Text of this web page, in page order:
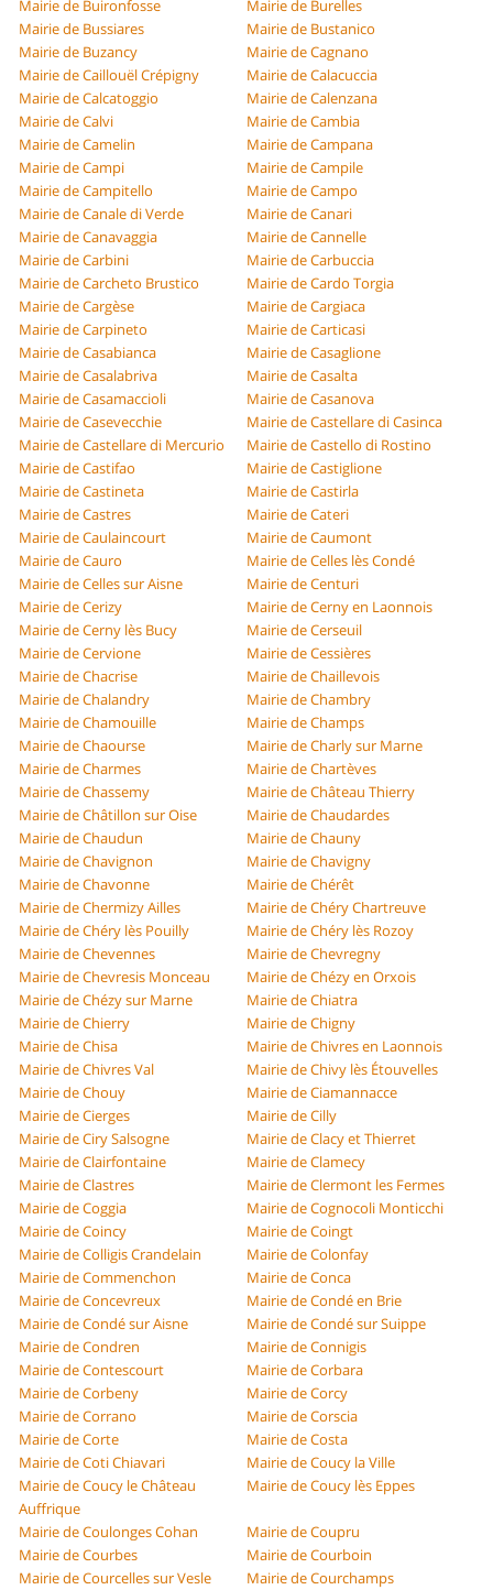
Mairie de Buironfosse
Mairie de Burelles
Mairie de Bussiares
Mairie de Bustanico
Mairie de Buzancy
Mairie de Cagnano
Mairie de Caillouël Crépigny
Mairie de Calacuccia
Mairie de Calcatoggio
Mairie de Calenzana
Mairie de Calvi
Mairie de Cambia
Mairie de Camelin
Mairie de Campana
Mairie de Campi
Mairie de Campile
Mairie de Campitello
Mairie de Campo
Mairie de Canale di Verde
Mairie de Canari
Mairie de Canavaggia
Mairie de Cannelle
Mairie de Carbini
Mairie de Carbuccia
Mairie de Carcheto Brustico
Mairie de Cardo Torgia
Mairie de Cargèse
Mairie de Cargiaca
Mairie de Carpineto
Mairie de Carticasi
Mairie de Casabianca
Mairie de Casaglione
Mairie de Casalabriva
Mairie de Casalta
Mairie de Casamaccioli
Mairie de Casanova
Mairie de Casevecchie
Mairie de Castellare di Casinca
Mairie de Castellare di Mercurio
Mairie de Castello di Rostino
Mairie de Castifao
Mairie de Castiglione
Mairie de Castineta
Mairie de Castirla
Mairie de Castres
Mairie de Cateri
Mairie de Caulaincourt
Mairie de Caumont
Mairie de Cauro
Mairie de Celles lès Condé
Mairie de Celles sur Aisne
Mairie de Centuri
Mairie de Cerizy
Mairie de Cerny en Laonnois
Mairie de Cerny lès Bucy
Mairie de Cerseuil
Mairie de Cervione
Mairie de Cessières
Mairie de Chacrise
Mairie de Chaillevois
Mairie de Chalandry
Mairie de Chambry
Mairie de Chamouille
Mairie de Champs
Mairie de Chaourse
Mairie de Charly sur Marne
Mairie de Charmes
Mairie de Chartèves
Mairie de Chassemy
Mairie de Château Thierry
Mairie de Châtillon sur Oise
Mairie de Chaudardes
Mairie de Chaudun
Mairie de Chauny
Mairie de Chavignon
Mairie de Chavigny
Mairie de Chavonne
Mairie de Chérêt
Mairie de Chermizy Ailles
Mairie de Chéry Chartreuve
Mairie de Chéry lès Pouilly
Mairie de Chéry lès Rozoy
Mairie de Chevennes
Mairie de Chevregny
Mairie de Chevresis Monceau
Mairie de Chézy en Orxois
Mairie de Chézy sur Marne
Mairie de Chiatra
Mairie de Chierry
Mairie de Chigny
Mairie de Chisa
Mairie de Chivres en Laonnois
Mairie de Chivres Val
Mairie de Chivy lès Étouvelles
Mairie de Chouy
Mairie de Ciamannacce
Mairie de Cierges
Mairie de Cilly
Mairie de Ciry Salsogne
Mairie de Clacy et Thierret
Mairie de Clairfontaine
Mairie de Clamecy
Mairie de Clastres
Mairie de Clermont les Fermes
Mairie de Coggia
Mairie de Cognocoli Monticchi
Mairie de Coincy
Mairie de Coingt
Mairie de Colligis Crandelain
Mairie de Colonfay
Mairie de Commenchon
Mairie de Conca
Mairie de Concevreux
Mairie de Condé en Brie
Mairie de Condé sur Aisne
Mairie de Condé sur Suippe
Mairie de Condren
Mairie de Connigis
Mairie de Contescourt
Mairie de Corbara
Mairie de Corbeny
Mairie de Corcy
Mairie de Corrano
Mairie de Corscia
Mairie de Corte
Mairie de Costa
Mairie de Coti Chiavari
Mairie de Coucy la Ville
Mairie de Coucy le Château
Auffrique
Mairie de Coucy lès Eppes
Mairie de Coulonges Cohan
Mairie de Coupru
Mairie de Courbes
Mairie de Courboin
Mairie de Courcelles sur Vesle
Mairie de Courchamps